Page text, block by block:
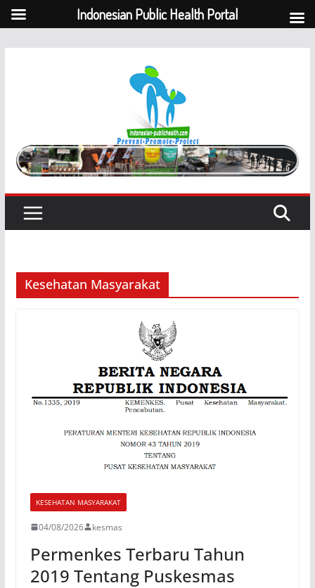
Kesehatan Masyarakat
KESEHATAN MASYARAKAT
04/08/2026 kesmas
Permenkes Terbaru Tahun
2019 Tentang Puskesmas
Indonesian Public Health Portal